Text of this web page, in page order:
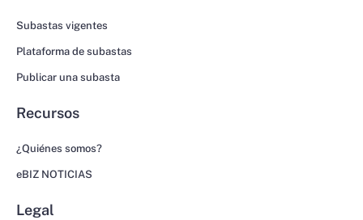
Subastas vigentes
Plataforma de subastas
Publicar una subasta
Recursos
¿Quiénes somos?
eBIZ NOTICIAS
Legal